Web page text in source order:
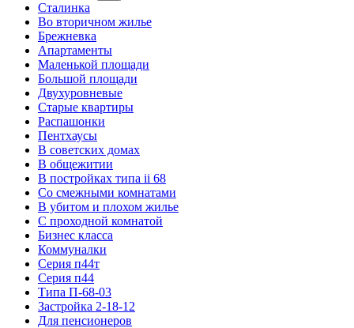
Сталинка
Во вторичном жилье
Брежневка
Апартаменты
Маленькой площади
Большой площади
Двухуровневые
Старые квартиры
Распашонки
Пентхаусы
В советских домах
В общежитии
В постройках типа ii 68
Со смежными комнатами
В убитом и плохом жилье
С проходной комнатой
Бизнес класса
Коммуналки
Серия п44т
Серия п44
Типа П-68-03
Застройка 2-18-12
Для пенсионеров